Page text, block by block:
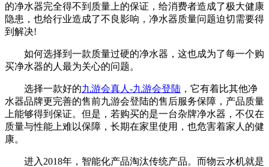
的净水器完全得不到质量上的保证，给消费者造成了极大健康
隐患，也给行业造成了不良影响，净水器质量问题迫切需要得
到解决!
如何选择到一款质量过硬的净水器，这也成为了每一个购
买净水器的人最为关心的问题。
选择一款好的九游会真人-九游会登陆 ，它有着比其他净
水器品牌更完善的售前九游会登陆的售后服务保障，产品质量
上能够得到保证。但是，若购买的是一台杂牌净水器，不仅在
质量与性能上难以保障，长期在家里使用，也危害着家人的健
康。
进入2018年，智能化产品淘汰传统产品。而物云水机就是